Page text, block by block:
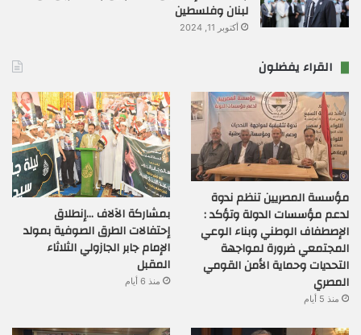
لبنان وفلسطين
أكتوبر 11, 2024
القراء يفضلون
مؤسسة المصريين تنظم ندوة
لدعم مؤسسات الدولة وتؤكد :
الإصطفاف الوطني وبناء الوعي
المجتمعي ضرورة لمواجهة
التحديات وحماية الأمن القومي
المصري
منذ 5 أيام
بمشاركة الآلاف …إنطلاق
إحتفالات الطرق الصوفية بمولد
الإمام جابر الجازولي الثلاثاء
المقبل
منذ 6 أيام